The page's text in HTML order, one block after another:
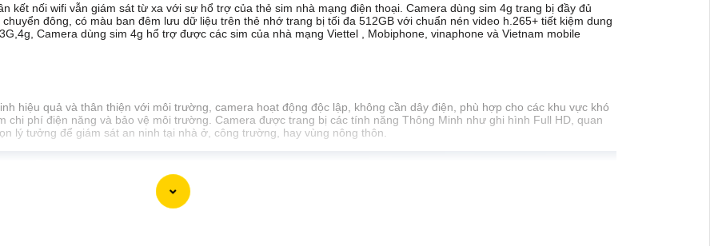
kết nối wifi vẫn giám sát từ xa với sự hổ trợ của thẻ sim nhà mạng điện thoại. Camera dùng sim 4g trang bị đầy đủ
đông, có màu ban đêm lưu dữ liệu trên thẻ nhớ trang bị tối đa 512GB với chuẩn nén video h.265+ tiết kiệm dung
Camera dùng sim 4g hổ trợ được các sim của nhà mạng Viettel , Mobiphone, vinaphone và Vietnam mobile
hiệu quả và thân thiện với môi trường, camera hoạt động độc lập, không cần dây điện, phù hợp cho các khu vực khó
chi phí điện năng và bảo vệ môi trường. Camera được trang bị các tính năng Thông Minh như ghi hình Full HD, quan
lý tưởng để giám sát an ninh tại nhà ở, công trường, hay vùng nông thôn.